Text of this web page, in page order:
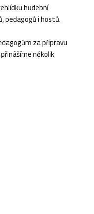
hudební
pedagogů i hostů.
za přípravu
několik